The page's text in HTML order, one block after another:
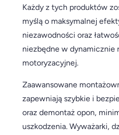
Każdy z tych produktów
myślą o maksymalnej
niezawodności oraz
niezbędne w dynamicznie
motoryzacyjnej.
Zaawansowane
zapewniają szybkie i
oraz demontaż opon,
uszkodzenia. Wyważarki,